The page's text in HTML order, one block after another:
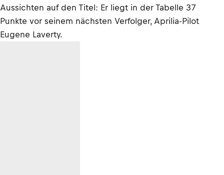
Aussichten auf den Titel: Er liegt in der Tabelle 37
Punkte vor seinem nächsten Verfolger, Aprilia-Pilot
Eugene Laverty.